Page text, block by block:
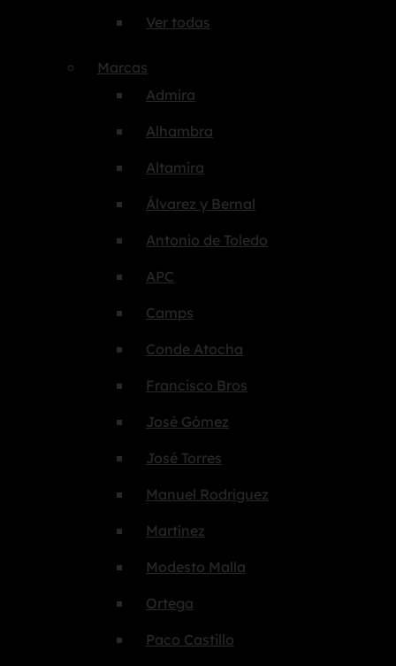
Ver todas
Marcas
Admira
Alhambra
Altamira
Álvarez y Bernal
Antonio de Toledo
APC
Camps
Conde Atocha
Francisco Bros
José Gómez
José Torres
Manuel Rodríguez
Martínez
Modesto Malla
Ortega
Paco Castillo